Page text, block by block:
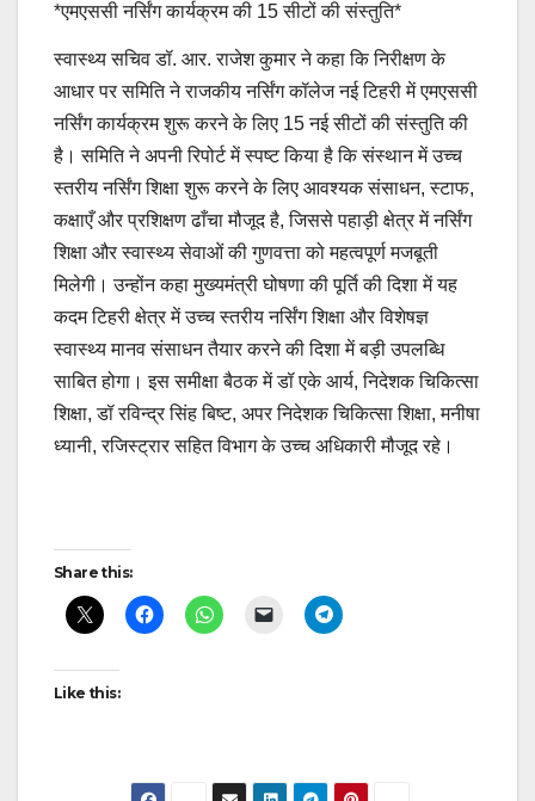
*एमएससी नर्सिंग कार्यक्रम की 15 सीटों की संस्तुति*
स्वास्थ्य सचिव डॉ. आर. राजेश कुमार ने कहा कि निरीक्षण के
आधार पर समिति ने राजकीय नर्सिंग कॉलेज नई टिहरी में एमएससी
नर्सिंग कार्यक्रम शुरू करने के लिए 15 नई सीटों की संस्तुति की
है। समिति ने अपनी रिपोर्ट में स्पष्ट किया है कि संस्थान में उच्च
स्तरीय नर्सिंग शिक्षा शुरू करने के लिए आवश्यक संसाधन, स्टाफ,
कक्षाएँ और प्रशिक्षण ढाँचा मौजूद है, जिससे पहाड़ी क्षेत्र में नर्सिंग
शिक्षा और स्वास्थ्य सेवाओं की गुणवत्ता को महत्वपूर्ण मजबूती
मिलेगी। उन्होंन कहा मुख्यमंत्री घोषणा की पूर्ति की दिशा में यह
कदम टिहरी क्षेत्र में उच्च स्तरीय नर्सिंग शिक्षा और विशेषज्ञ
स्वास्थ्य मानव संसाधन तैयार करने की दिशा में बड़ी उपलब्धि
साबित होगा। इस समीक्षा बैठक में डॉ एके आर्य, निदेशक चिकित्सा
शिक्षा, डॉ रविन्द्र सिंह बिष्ट, अपर निदेशक चिकित्सा शिक्षा, मनीषा
ध्यानी, रजिस्ट्रार सहित विभाग के उच्च अधिकारी मौजूद रहे।
Post
navigation
Share this:
Like this: